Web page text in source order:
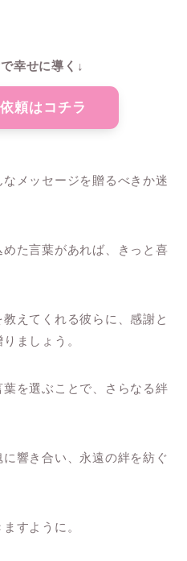
幸せに導く↓
頼はコチラ
メッセージを贈るべきか迷
た言葉があれば、きっと喜
えてくれる彼らに、感謝と
ましょう。
を選ぶことで、さらなる絆
響き合い、永遠の絆を紡ぐ
すように。